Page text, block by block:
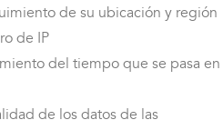
de su ubicación y región
de IP
del tiempo que se pasa en
de los datos de las